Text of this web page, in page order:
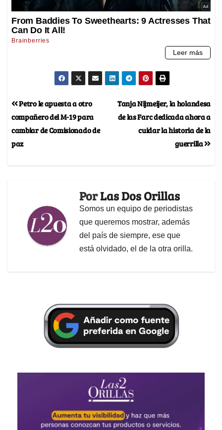
Tanja Nijmeijer, la holandesa
de las Farc dedicada ahora a
cuidar la historia de la
guerrilla
Petro le apuesta a otro
compañero del M-19 para
cambiar de Comisionado de
paz
PorLas Dos Orillas
Somos un equipo de periodistas
que queremos mostrar, además
del país de siempre, ese que
está olvidado, el de la otra orilla.